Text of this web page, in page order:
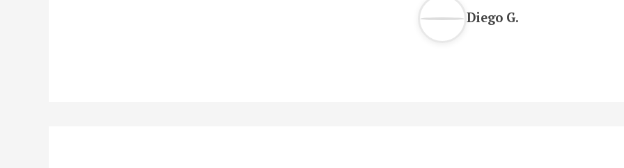
Diego G.